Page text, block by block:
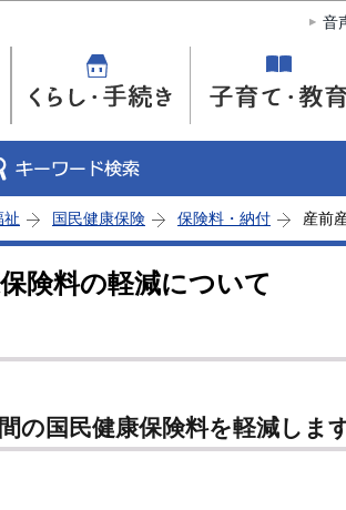
このページの本文へ移動
音
祉 国民健康保険 保険料・納付 産前
険料の軽減について
の国民健康保険料を軽減します